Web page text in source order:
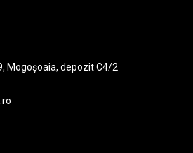
Mogoșoaia, depozit C4/2